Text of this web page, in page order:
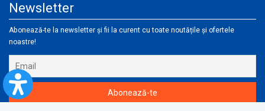
Newsletter
Abonează-te la newsletter și fii la curent cu toate noutățile și ofertele
noastre!